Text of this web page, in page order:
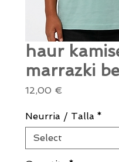
haur
marrazki
12,00 €
Neurria / Talla *